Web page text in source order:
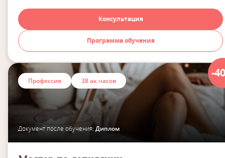
Консультация
Программа обучения
-
Профессия 38 ак.часов
Документ после обучения: Диплом